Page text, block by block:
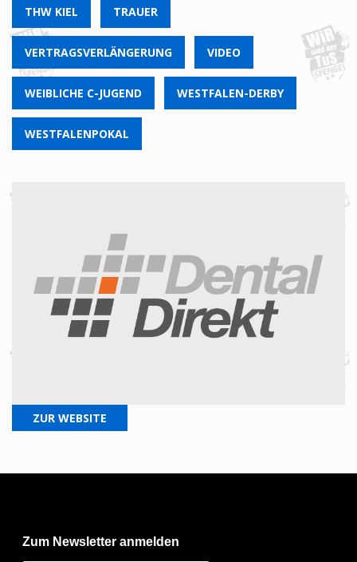
THW KIEL TRAUER
VERTRAGSVERLÄNGERUNG VIDEO
WEIBLICHE C-JUGEND WESTFALEN-DERBY
WESTFALENPOKAL
ZUR WEBSITE
Zum Newsletter anmelden